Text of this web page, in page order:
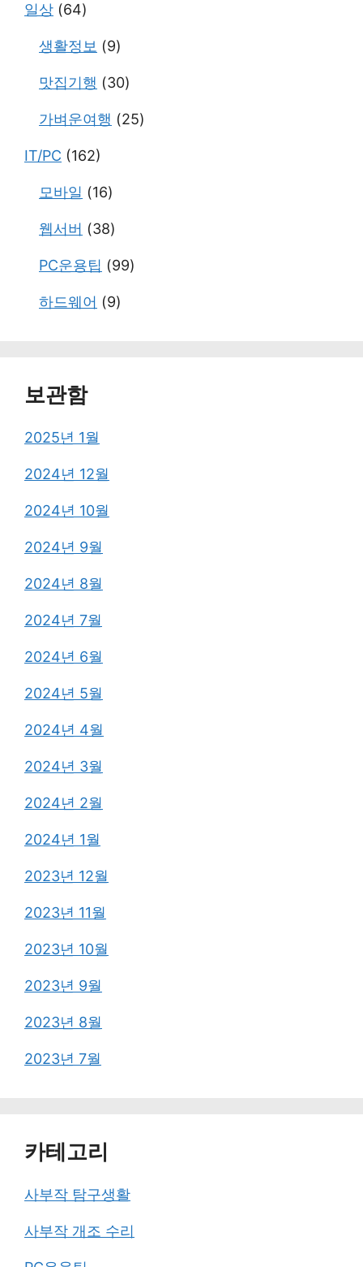
일상 (64)
생활정보 (9)
맛집기행 (30)
가벼운여행 (25)
IT/PC (162)
모바일 (16)
웹서버 (38)
PC운용팁 (99)
하드웨어 (9)
보관함
2025년 1월
2024년 12월
2024년 10월
2024년 9월
2024년 8월
2024년 7월
2024년 6월
2024년 5월
2024년 4월
2024년 3월
2024년 2월
2024년 1월
2023년 12월
2023년 11월
2023년 10월
2023년 9월
2023년 8월
2023년 7월
카테고리
사부작 탐구생활
사부작 개조 수리